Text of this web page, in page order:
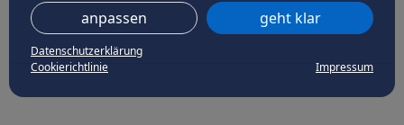
anpassen geht klar
Datenschutzerklärung
Cookierichtlinie
Impressum